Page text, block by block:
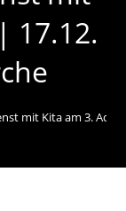
17.12.
mit Kita am 3.